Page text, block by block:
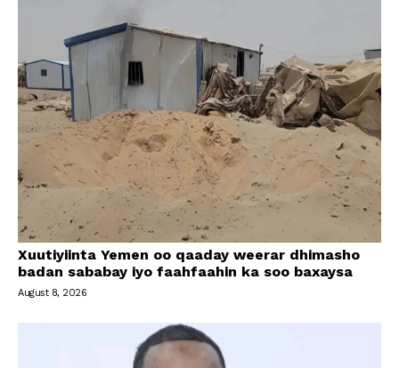
Xuutiyiinta Yemen oo qaaday weerar dhimasho
badan sababay iyo faahfaahin ka soo baxaysa
August 8, 2026